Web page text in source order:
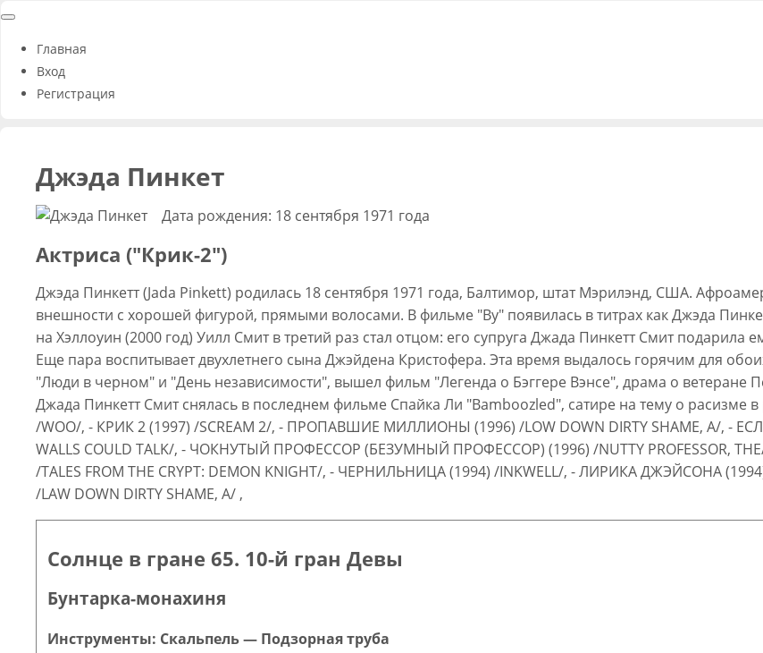
Главная
Вход
Регистрация
Джэда Пинкет
Дата рождения: 18 сентября 1971 года
Актриса ("Крик-2")
Джэда Пинкетт (Jada Pinkett) родилась 18 сентября 1971 года, Балтимор, штат Мэрилэнд, США.
внешности с хорошей фигурой, прямыми волосами. В фильме "Ву" появилась в титрах как Джэда
на Хэллоуин (2000 год) Уилл Смит в третий раз стал отцом: его супруга Джада Пинкетт Смит
Еще пара воспитывает двухлетнего сына Джэйдена Кристофера. Эта время выдалось горячим для
"Люди в черном" и "День независимости", вышел фильм "Легенда о Бэггере Вэнсе", драма о ветеране
Джада Пинкетт Смит снялась в последнем фильме Спайка Ли "Bamboozled", сатире на тему о расизме
/WOO/, - КРИК 2 (1997) /SCREAM 2/, - ПРОПАВШИЕ МИЛЛИОНЫ (1996) /LOW DOWN DIRTY SHAME, A/, -
WALLS COULD TALK/, - ЧОКНУТЫЙ ПРОФЕССОР (БЕЗУМНЫЙ ПРОФЕССОР) (1996) /NUTTY PROFESSOR,
/TALES FROM THE CRYPT: DEMON KNIGHT/, - ЧЕРНИЛЬНИЦА (1994) /INKWELL/, - ЛИРИКА ДЖЭЙСОНА
/LAW DOWN DIRTY SHAME, A/ ,
Солнце в гране 65. 10-й гран Девы
Бунтарка-монахиня
Инструменты: Скальпель — Подзорная труба